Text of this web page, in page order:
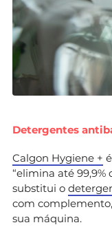
Detergentes
Calgon Hygiene +
“elimina até 99,9%
substitui o
com
sua máquina.